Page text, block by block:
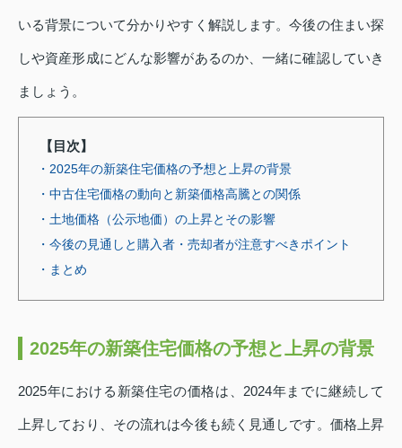
いる背景について分かりやすく解説します。今後の住まい探
しや資産形成にどんな影響があるのか、一緒に確認していき
ましょう。
【目次】
・2025年の新築住宅価格の予想と上昇の背景
・中古住宅価格の動向と新築価格高騰との関係
・土地価格（公示地価）の上昇とその影響
・今後の見通しと購入者・売却者が注意すべきポイント
・まとめ
2025年の新築住宅価格の予想と上昇の背景
2025年における新築住宅の価格は、2024年までに継続して
上昇しており、その流れは今後も続く見通しです。価格上昇